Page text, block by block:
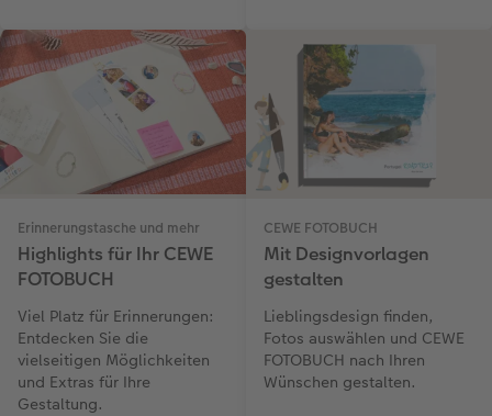
Erinnerungstasche und mehr
Highlights für Ihr CEWE
FOTOBUCH
Viel Platz für Erinnerungen:
Entdecken Sie die
vielseitigen Möglichkeiten
und Extras für Ihre
Gestaltung.
CEWE FOTOBUCH
Mit Designvorlagen
gestalten
Lieblingsdesign finden,
Fotos auswählen und CEWE
FOTOBUCH nach Ihren
Wünschen gestalten.